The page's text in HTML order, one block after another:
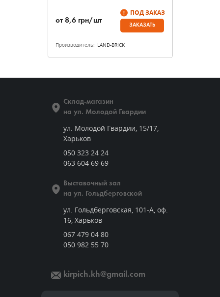
от 8,6 грн/шт
ПОД ЗАКАЗ
ЗАКАЗАТЬ
Производитель: LAND-BRICK
Склад-магазин
на ул. Молодой Гвардии
ул. Молодой Гвардии, 15/17,
Харьков
050 323 24 24
063 604 69 69
Выставочный зал
на ул. Гольдберговской
ул. Гольдберговская, 101-А, оф.
16, Харьков
067 479 04 80
050 982 55 70
kirpich.kh@gmail.com